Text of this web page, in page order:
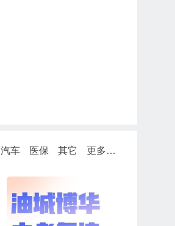
汽车 医保 其它 更多…